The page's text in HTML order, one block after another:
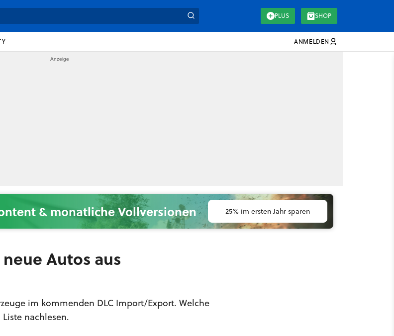
PLUS SHOP
ANMELDEN
& monatliche Vollversionen 25% im ersten Jahr sparen
Autos aus
im kommenden DLC Import/Export. Welche
nachlesen.